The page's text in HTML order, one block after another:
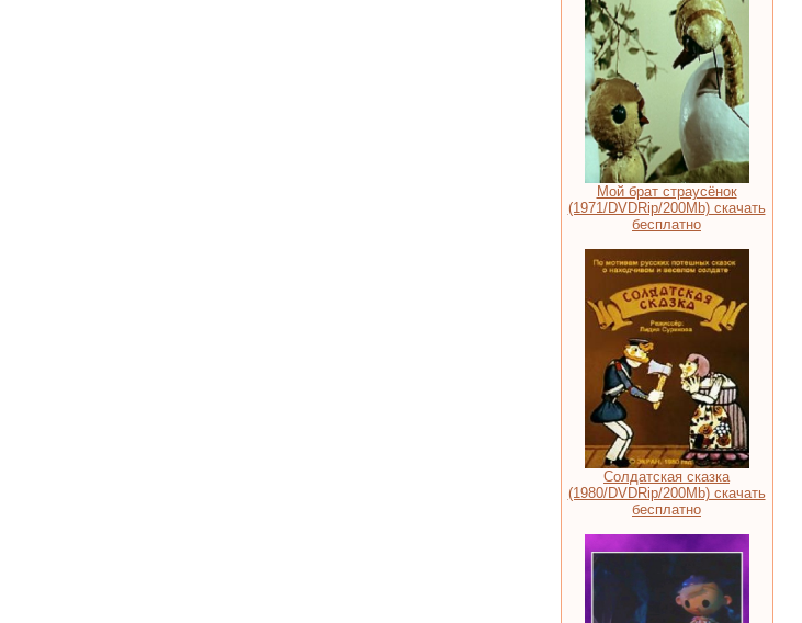
Мой брат страусёнок
(1971/DVDRip/200Mb) скачать
бесплатно
Солдатская сказка
(1980/DVDRip/200Мb) скачать
бесплатно